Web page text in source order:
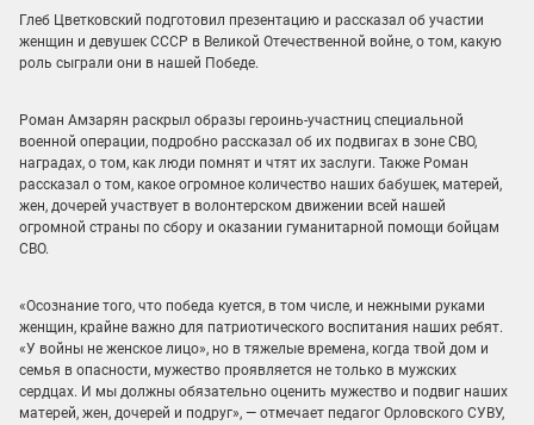
Глеб Цветковский подготовил презентацию и рассказал об участии
женщин и девушек СССР в Великой Отечественной войне, о том, какую
роль сыграли они в нашей Победе.
Роман Амзарян раскрыл образы героинь-участниц специальной
военной операции, подробно рассказал об их подвигах в зоне СВО,
наградах, о том, как люди помнят и чтят их заслуги. Также Роман
рассказал о том, какое огромное количество наших бабушек, матерей,
жен, дочерей участвует в волонтерском движении всей нашей
огромной страны по сбору и оказании гуманитарной помощи бойцам
СВО.
«Осознание того, что победа куется, в том числе, и нежными руками
женщин, крайне важно для патриотического воспитания наших ребят.
«У войны не женское лицо», но в тяжелые времена, когда твой дом и
семья в опасности, мужество проявляется не только в мужских
сердцах. И мы должны обязательно оценить мужество и подвиг наших
матерей, жен, дочерей и подруг», — отмечает педагог Орловского СУВУ,